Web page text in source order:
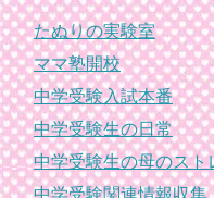
たぬりの実験室
ママ塾開校
中学受験入試本番
中学受験生の日常
中学受験生の母のスト